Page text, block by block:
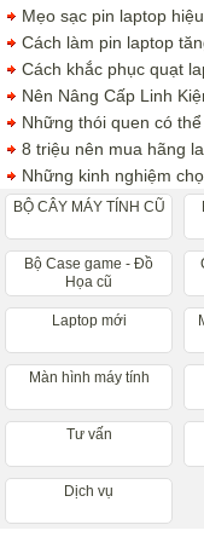
Mẹo sạc pin laptop
Cách làm pin laptop
Cách khắc phục quạt
Nên Nâng Cấp Linh
Những thói quen có
8 triệu nên mua hãng
Những kinh nghiệm
BỘ CÂY MÁY TÍNH CŨ
Bộ Case game - Đồ
Họa cũ
Laptop mới
Màn hình máy tính
Tư vấn
Dịch vụ